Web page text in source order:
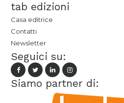
tab edizioni
Casa editrice
Contatti
Newsletter
Seguici su:
Siamo partner di: